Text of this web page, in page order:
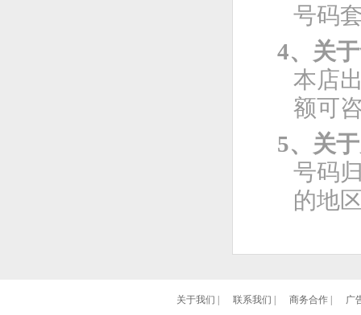
号码
4、关
本店
额可
5、关
号码
的地
关于我们 联系我们 商务合作| 广